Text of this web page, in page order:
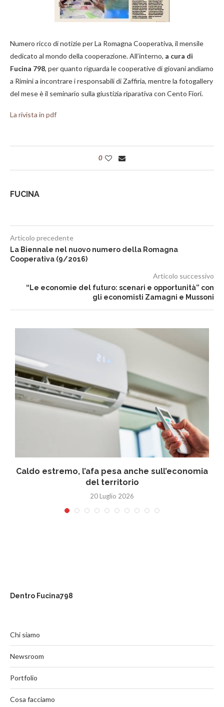
Numero ricco di notizie per La Romagna Cooperativa, il mensile
dedicato al mondo della cooperazione. All’interno, a cura di
Fucina 798, per quanto riguarda le cooperative di giovani andiamo
a Rimini a incontrare i responsabili di Zaffiria, mentre la fotogallery
del mese è il seminario sulla giustizia riparativa con Cento Fiori.
La rivista in pdf
0
FUCINA
Articolo precedente
La Biennale nel nuovo numero della Romagna
Cooperativa (9/2016)
Articolo successivo
“Le economie del futuro: scenari e opportunità” con
gli economisti Zamagni e Mussoni
Caldo estremo, l’afa pesa anche sull’economia
del territorio
20 Luglio 2026
Dentro Fucina798
Chi siamo
Newsroom
Portfolio
Cosa facciamo